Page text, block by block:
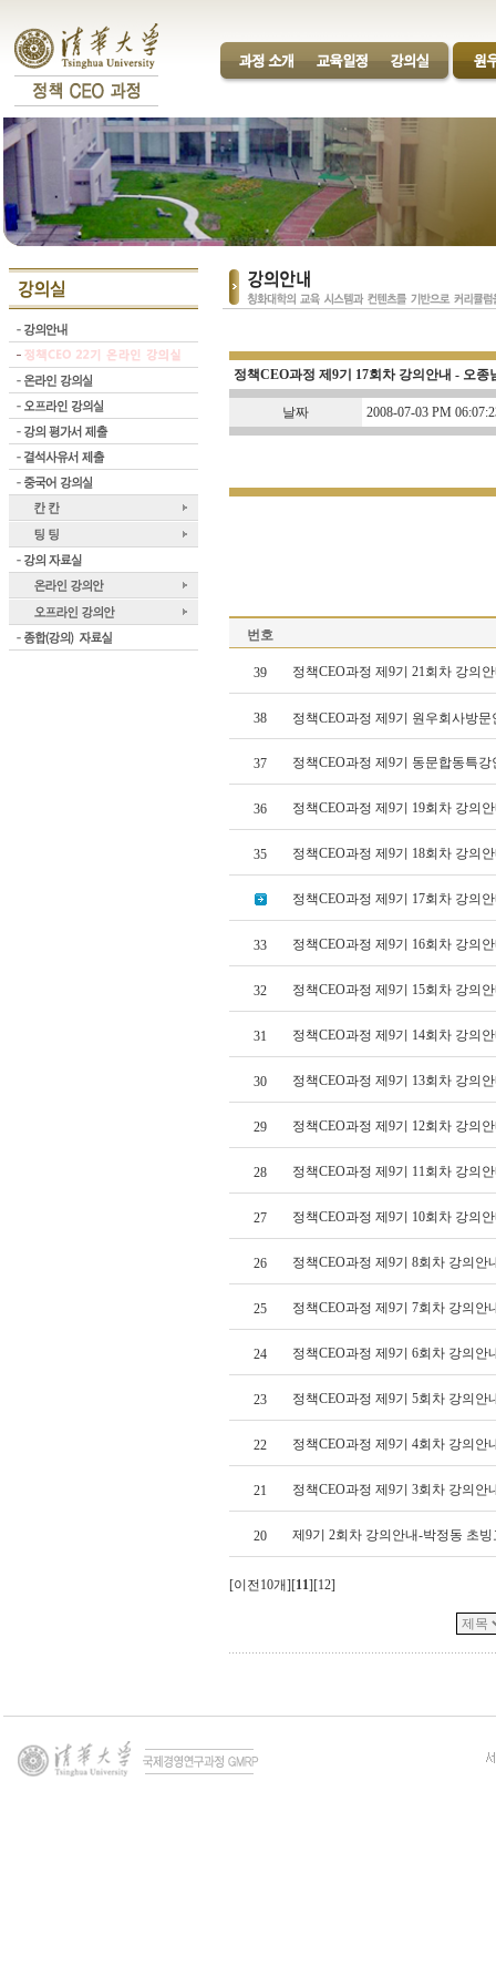
정책CEO과정 제9기 17회차 강의안내 - 오종
날짜 2008-07-03 PM
번호
39 정책CEO과정 제9기 21회차 강의
38 정책CEO과정 제9기 원우회사방
37 정책CEO과정 제9기 동문합동특
36 정책CEO과정 제9기 19회차 강의
35 정책CEO과정 제9기 18회차 강의
정책CEO과정 제9기 17회차 강의
33 정책CEO과정 제9기 16회차 강의
32 정책CEO과정 제9기 15회차 강의
31 정책CEO과정 제9기 14회차 강의
30 정책CEO과정 제9기 13회차 강의
29 정책CEO과정 제9기 12회차 강의
28 정책CEO과정 제9기 11회차 강의
27 정책CEO과정 제9기 10회차 강의
26 정책CEO과정 제9기 8회차 강의
25 정책CEO과정 제9기 7회차 강의
24 정책CEO과정 제9기 6회차 강의안
23 정책CEO과정 제9기 5회차 강의
22 정책CEO과정 제9기 4회차 강의안
21 정책CEO과정 제9기 3회차 강의안
20 제9기 2회차 강의안내-박정동 초
[이전10개][11][12]